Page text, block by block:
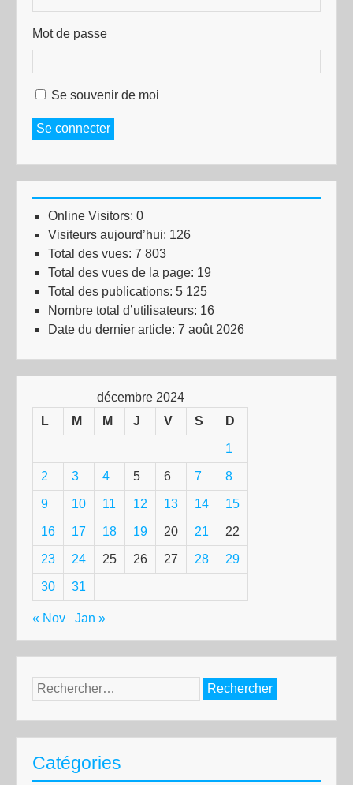
Mot de passe
Se souvenir de moi
Se connecter
Online Visitors: 0
Visiteurs aujourd’hui: 126
Total des vues: 7 803
Total des vues de la page: 19
Total des publications: 5 125
Nombre total d’utilisateurs: 16
Date du dernier article: 7 août 2026
décembre 2024
L
M M J V S D
1
2 3 4 5 6 7 8
9 10 11 12 13 14 15
16 17 18 19 20 21 22
23 24 25 26 27 28 29
30 31
« Nov Jan »
Rechercher :
Catégories